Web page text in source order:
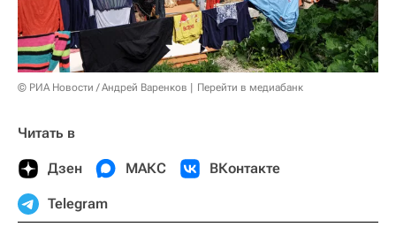
© РИА Новости / Андрей Варенков Перейти в медиабанк
Читать в
Дзен МАКС ВКонтакте
Telegram